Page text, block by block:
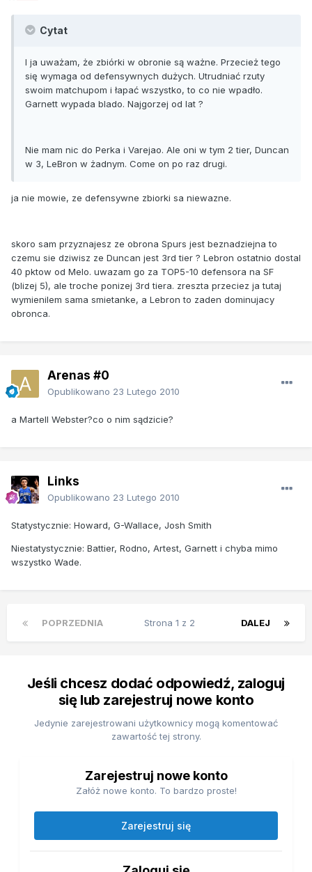
Cytat
I ja uważam, że zbiórki w obronie są ważne. Przecież tego
się wymaga od defensywnych dużych. Utrudniać rzuty
swoim matchupom i łapać wszystko, to co nie wpadło.
Garnett wypada blado. Najgorzej od lat ?
Nie mam nic do Perka i Varejao. Ale oni w tym 2 tier, Duncan
w 3, LeBron w żadnym. Come on po raz drugi.
ja nie mowie, ze defensywne zbiorki sa niewazne.
skoro sam przyznajesz ze obrona Spurs jest beznadziejna to
czemu sie dziwisz ze Duncan jest 3rd tier ? Lebron ostatnio dostal
40 pktow od Melo. uwazam go za TOP5-10 defensora na SF
(blizej 5), ale troche ponizej 3rd tiera. zreszta przeciez ja tutaj
wymienilem sama smietanke, a Lebron to zaden dominujacy
obronca.
Arenas #0
Opublikowano 23 Lutego 2010
a Martell Webster?co o nim sądzicie?
Links
Opublikowano 23 Lutego 2010
Statystycznie: Howard, G-Wallace, Josh Smith
Niestatystycznie: Battier, Rodno, Artest, Garnett i chyba mimo
wszystko Wade.
POPRZEDNIA DALEJ
Strona 1 z 2
Jeśli chcesz dodać odpowiedź, zaloguj
się lub zarejestruj nowe konto
Jedynie zarejestrowani użytkownicy mogą komentować
zawartość tej strony.
Zarejestruj nowe konto
Załóż nowe konto. To bardzo proste!
Zarejestruj się